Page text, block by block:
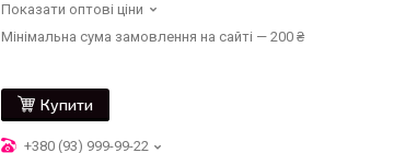
Показати оптові ціни
Мінімальна сума замовлення на сайті — 200 ₴
Купити
+380 (93) 999-99-22